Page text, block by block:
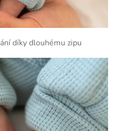
díky dlouhému zipu